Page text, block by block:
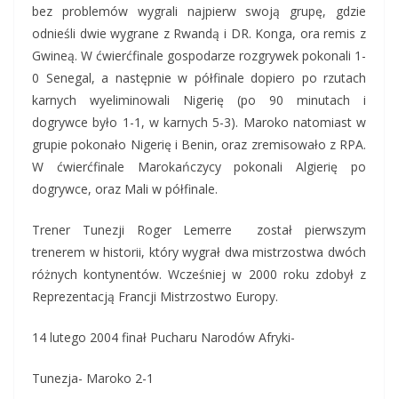
bez problemów wygrali najpierw swoją grupę, gdzie
odnieśli dwie wygrane z Rwandą i DR. Konga, ora remis z
Gwineą. W ćwierćfinale gospodarze rozgrywek pokonali 1-
0 Senegal, a następnie w półfinale dopiero po rzutach
karnych wyeliminowali Nigerię (po 90 minutach i
dogrywce było 1-1, w karnych 5-3). Maroko natomiast w
grupie pokonało Nigerię i Benin, oraz zremisowało z RPA.
W ćwierćfinale Marokańczycy pokonali Algierię po
dogrywce, oraz Mali w półfinale.
Trener Tunezji Roger Lemerre został pierwszym
trenerem w historii, który wygrał dwa mistrzostwa dwóch
różnych kontynentów. Wcześniej w 2000 roku zdobył z
Reprezentacją Francji Mistrzostwo Europy.
14 lutego 2004 finał Pucharu Narodów Afryki-
Tunezja- Maroko 2-1